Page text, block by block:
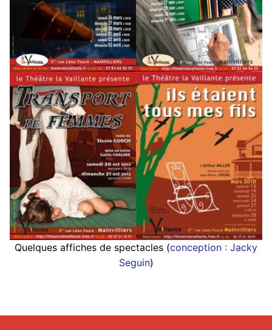
Quelques affiches de spectacles (conception : Jacky
Seguin)